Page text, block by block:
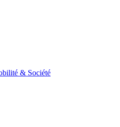
& Société